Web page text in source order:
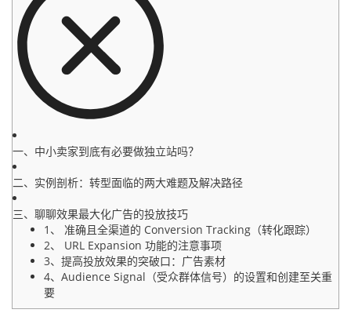
一、中小卖家到底有必要做独立站吗？
二、实例剖析：转型面临的两大难题及解决路径
三、聊聊效果最大化广告的投放技巧
1、 准确且全渠道的 Conversion Tracking（转化跟踪）
2、 URL Expansion 功能的注意事项
3、提高投放效果的突破口：广告素材
4、Audience Signal（受众群体信号）的设置和创建至关重
要